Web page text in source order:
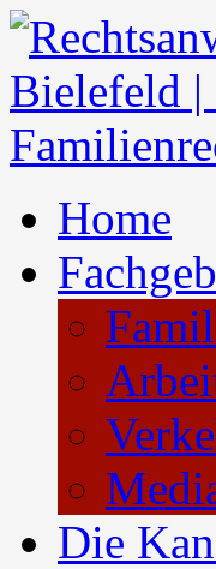
Home
Die